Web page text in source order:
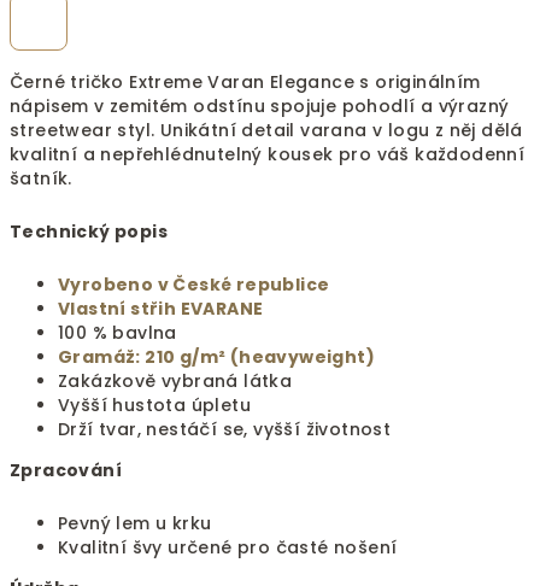
Černé tričko Extreme Varan Elegance s originálním
nápisem v zemitém odstínu spojuje pohodlí a výrazný
streetwear styl. Unikátní detail varana v logu z něj dělá
kvalitní a nepřehlédnutelný kousek pro váš každodenní
šatník.
Technický popis
Vyrobeno v České republice
Vlastní střih EVARANE
100 % bavlna
Gramáž: 210 g/m² (heavyweight)
Zakázkově vybraná látka
Vyšší hustota úpletu
Drží tvar, nestáčí se, vyšší životnost
Zpracování
Pevný lem u krku
Kvalitní švy určené pro časté nošení